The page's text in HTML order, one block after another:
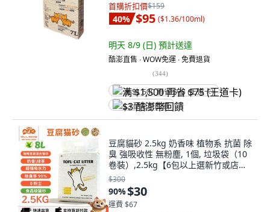
首購折扣價$159
40% $95 ($1.36/100ml)
明天 8/9 (日) 預計送達
酷澎直售 ∙ WOW免運 ∙ 免費退貨
(344)
满 $1,500 再省 $75 (王道卡)
$3 酷澎幣回饋
豆腐貓砂 2.5kg 奶香味 植物系 抗菌 除
臭 強吸收性 無粉塵, 1個, 垃圾袋（10
卷裝）,2.5kg【6包以上選新竹或店到
家宅配】
$300
90%$30
運費 $67